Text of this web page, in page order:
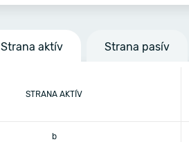
Strana aktív Strana pasív
STRANA AKTÍV
b